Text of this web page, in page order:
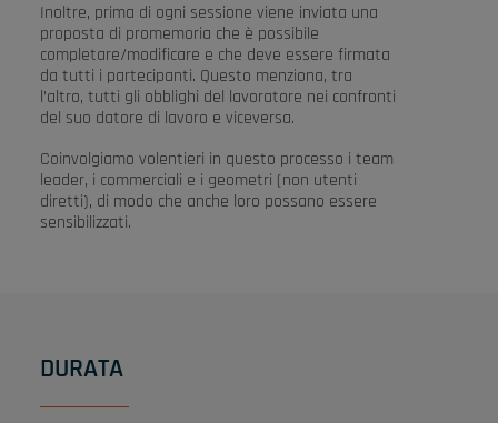
DURATA
Inoltre, prima di ogni sessione viene inviata una
proposta di promemoria che è possibile
completare/modificare e che deve essere firmata
da tutti i partecipanti. Questo menziona, tra
l’altro, tutti gli obblighi del lavoratore nei confronti
del suo datore di lavoro e viceversa.
Coinvolgiamo volentieri in questo processo i team
leader, i commerciali e i geometri (non utenti
diretti), di modo che anche loro possano essere
sensibilizzati.